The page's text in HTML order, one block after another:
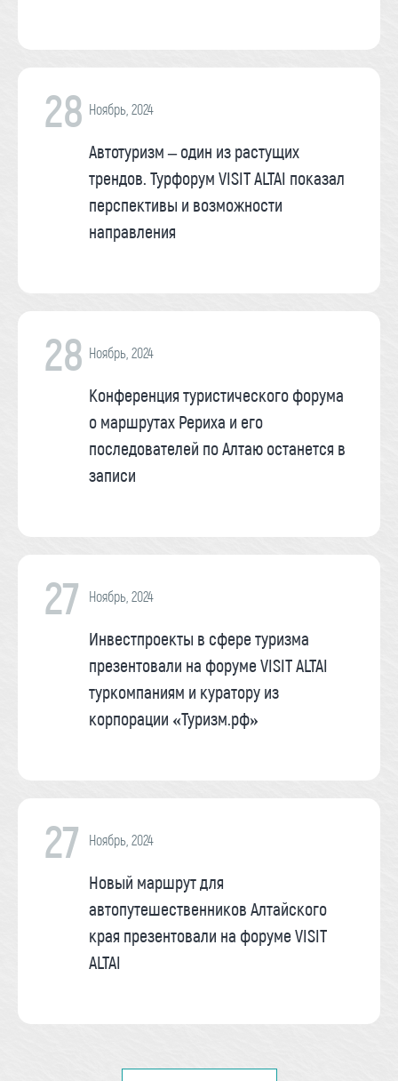
28 Ноябрь, 2024
Автотуризм – один из растущих
трендов. Турфорум VISIT ALTAI показал
перспективы и возможности
направления
28 Ноябрь, 2024
Конференция туристического форума
о маршрутах Рериха и его
последователей по Алтаю останется в
записи
27 Ноябрь, 2024
Инвестпроекты в сфере туризма
презентовали на форуме VISIT ALTAI
туркомпаниям и куратору из
корпорации «Туризм.рф»
27 Ноябрь, 2024
Новый маршрут для
автопутешественников Алтайского
края презентовали на форуме VISIT
ALTAI